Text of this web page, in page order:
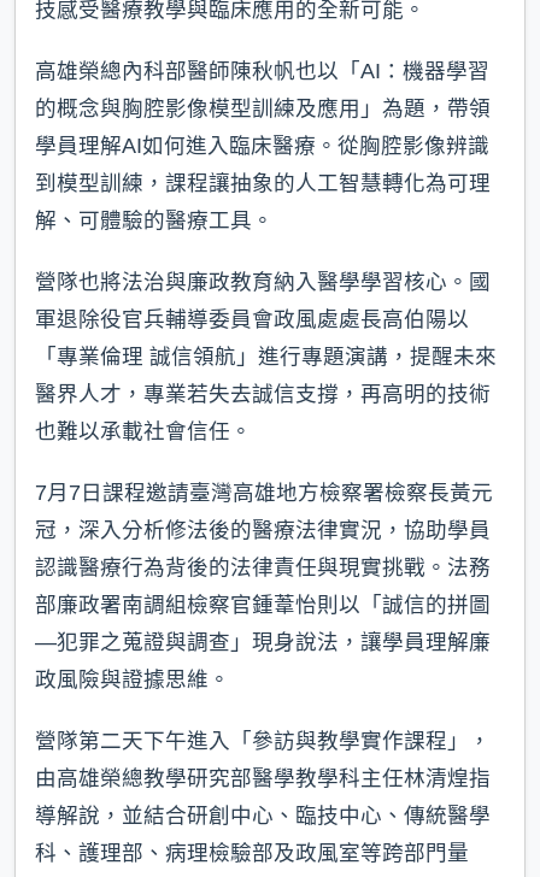
技感受醫療教學與臨床應用的全新可能。
高雄榮總內科部醫師陳秋帆也以「AI：機器學習
的概念與胸腔影像模型訓練及應用」為題，帶領
學員理解AI如何進入臨床醫療。從胸腔影像辨識
到模型訓練，課程讓抽象的人工智慧轉化為可理
解、可體驗的醫療工具。
營隊也將法治與廉政教育納入醫學學習核心。國
軍退除役官兵輔導委員會政風處處長高伯陽以
「專業倫理 誠信領航」進行專題演講，提醒未來
醫界人才，專業若失去誠信支撐，再高明的技術
也難以承載社會信任。
7月7日課程邀請臺灣高雄地方檢察署檢察長黃元
冠，深入分析修法後的醫療法律實況，協助學員
認識醫療行為背後的法律責任與現實挑戰。法務
部廉政署南調組檢察官鍾葦怡則以「誠信的拼圖
—犯罪之蒐證與調查」現身說法，讓學員理解廉
政風險與證據思維。
營隊第二天下午進入「參訪與教學實作課程」，
由高雄榮總教學研究部醫學教學科主任林清煌指
導解說，並結合研創中心、臨技中心、傳統醫學
科、護理部、病理檢驗部及政風室等跨部門量